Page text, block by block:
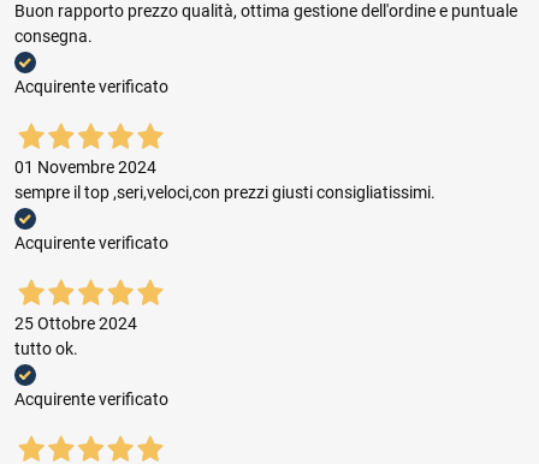
Buon rapporto prezzo qualità, ottima gestione dell'ordine e puntuale
consegna.
Acquirente verificato
01 Novembre 2024
sempre il top ,seri,veloci,con prezzi giusti consigliatissimi.
Acquirente verificato
25 Ottobre 2024
tutto ok.
Acquirente verificato